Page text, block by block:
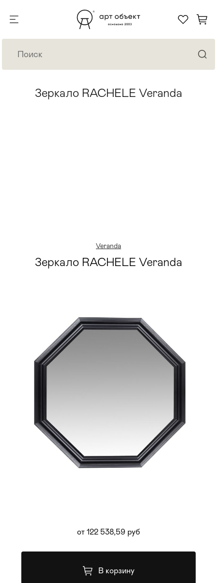
Столы > Мебель
Зеркало RACHELE Veranda
Veranda
Зеркало RACHELE Veranda
от 122 538,59 руб
В корзину